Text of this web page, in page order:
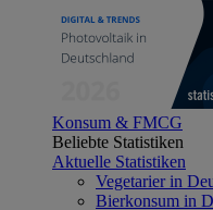
Konsum & FMCG
Beliebte Statistiken
Aktuelle Statistiken
Vegetarier in
Bierkonsum in